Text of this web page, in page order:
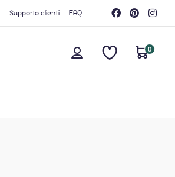
Supporto clienti FAQ
0